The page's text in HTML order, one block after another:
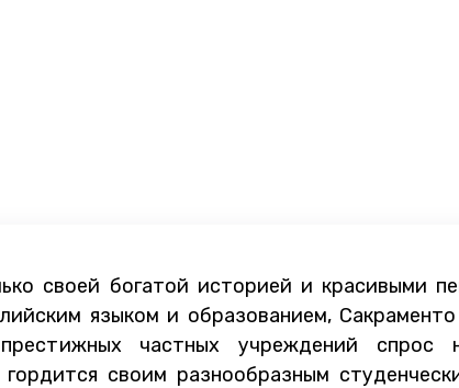
своей богатой историей и красивыми
языком и образованием,
частных учреждений спрос
своим разнообразным